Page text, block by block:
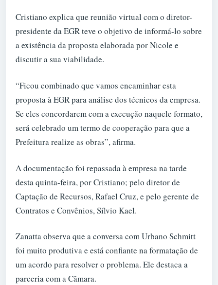
Cristiano explica que reunião virtual com o diretor-
presidente da EGR teve o objetivo de informá-lo sobre
a existência da proposta elaborada por Nicole e
discutir a sua viabilidade.
“Ficou combinado que vamos encaminhar esta
proposta à EGR para análise dos técnicos da empresa.
Se eles concordarem com a execução naquele formato,
será celebrado um termo de cooperação para que a
Prefeitura realize as obras”, afirma.
A documentação foi repassada à empresa na tarde
desta quinta-feira, por Cristiano; pelo diretor de
Captação de Recursos, Rafael Cruz, e pelo gerente de
Contratos e Convênios, Sílvio Kael.
Zanatta observa que a conversa com Urbano Schmitt
foi muito produtiva e está confiante na formatação de
um acordo para resolver o problema. Ele destaca a
parceria com a Câmara.